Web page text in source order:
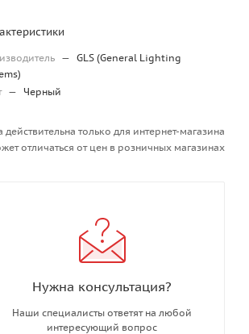
— GLS (General Lighting
— Черный
действительна только для интернет-магазина
отличаться от цен в розничных магазинах
Нужна консультация?
Наши специалисты ответят на любой
интересующий вопрос